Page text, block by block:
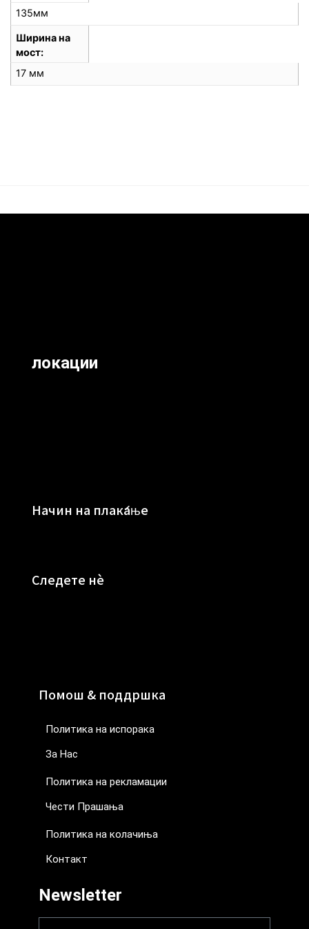
135мм
Ширина на
мост
17 мм
локации
Начин на плаќање
Следете нè
Помош & поддршка
Политика на испорака
За Нас
Политика на рекламации
Чести Прашања
Политика на колачиња
Контакт
Newsletter